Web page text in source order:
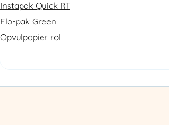
Instapak Quick RT
Flo-pak Green
Opvulpapier rol